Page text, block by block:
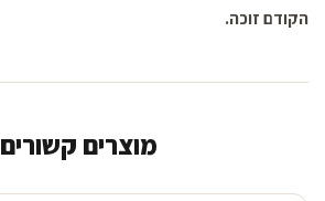
הקודם זוכה.
מוצרים קשורים